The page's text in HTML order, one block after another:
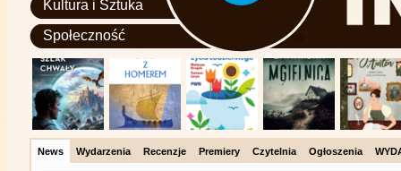
Kultura i Sztuka
Społeczność
News Wydarzenia Recenzje Premiery Czytelnia Ogłoszenia